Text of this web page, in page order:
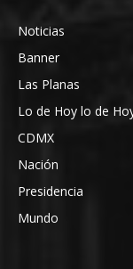
Noticias
Banner
Las Planas
Lo de Hoy lo de
CDMX
Nación
Presidencia
Mundo